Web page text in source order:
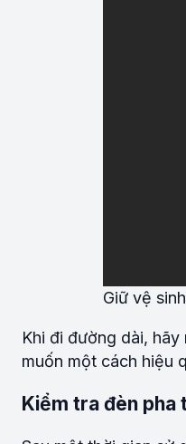
Giữ vệ
Khi đi đường dài,
muốn một cách hiệu
Kiểm tra đèn pha